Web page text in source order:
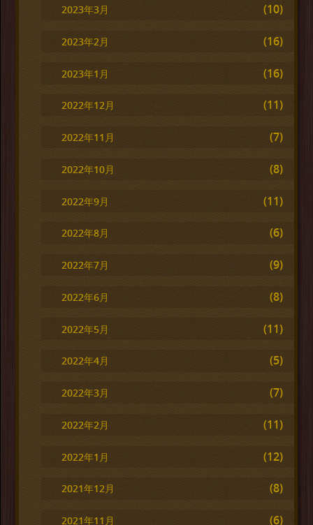
2023年3月 (10)
2023年2月 (16)
2023年1月 (16)
2022年12月 (11)
2022年11月 (7)
2022年10月 (8)
2022年9月 (11)
2022年8月 (6)
2022年7月 (9)
2022年6月 (8)
2022年5月 (11)
2022年4月 (5)
2022年3月 (7)
2022年2月 (11)
2022年1月 (12)
2021年12月 (8)
2021年11月 (6)